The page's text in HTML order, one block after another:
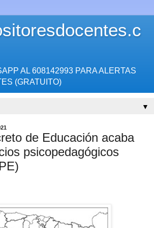
AL 608142993 PARA ALERTAS
(GRATUITO)
▼
de Educación acaba
psicopedagógicos